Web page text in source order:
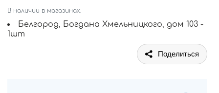
В наличии в магазинах:
Белгород, Богдана Хмельницкого, дом 103 -
1шт
Поделиться